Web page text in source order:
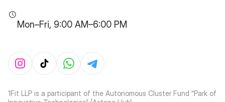
Mon–Fri, 9:00 AM–6:00 PM
1Fit LLP is a participant of the Autonomous Cluster Fund “Park of